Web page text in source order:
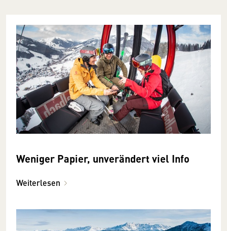
Weniger Papier, unverändert viel Info
Weiterlesen